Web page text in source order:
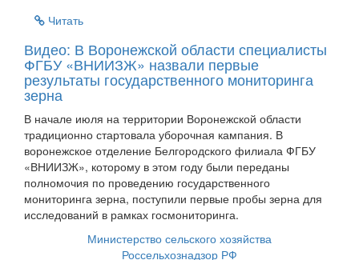
Читать
Видео: В Воронежской области специалисты
ФГБУ «ВНИИЗЖ» назвали первые
результаты государственного мониторинга
зерна
В начале июля на территории Воронежской области
традиционно стартовала уборочная кампания. В
воронежское отделение Белгородского филиала ФГБУ
«ВНИИЗЖ», которому в этом году были переданы
полномочия по проведению государственного
мониторинга зерна, поступили первые пробы зерна для
исследований в рамках госмониторинга.
Министерство сельского хозяйства
Россельхознадзор РФ